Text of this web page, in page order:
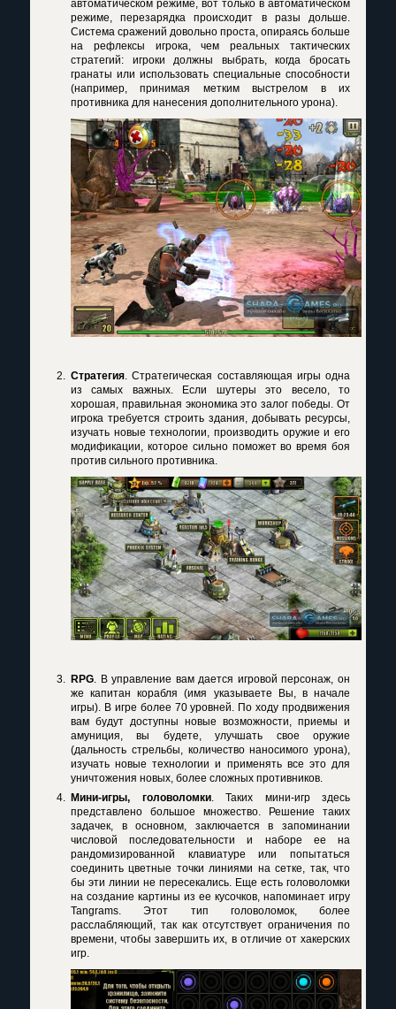
автоматическом режиме, вот только в автоматическом
режиме, перезарядка происходит в разы дольше.
Система сражений довольно проста, опираясь больше
на рефлексы игрока, чем реальных тактических
стратегий: игроки должны выбрать, когда бросать
гранаты или использовать специальные способности
(например, принимая метким выстрелом в их
противника для нанесения дополнительного урона).
Стратегия . Стратегическая составляющая игры одна
из самых важных. Если шутеры это весело, то
хорошая, правильная экономика это залог победы. От
игрока требуется строить здания, добывать ресурсы,
изучать новые технологии, производить оружие и его
модификации, которое сильно поможет во время боя
против сильного противника.
RPG. В управление вам дается игровой персонаж, он
же капитан корабля (имя указываете Вы, в начале
игры). В игре более 70 уровней. По ходу продвижения
вам будут доступны новые возможности, приемы и
амуниция, вы будете, улучшать свое оружие
(дальность стрельбы, количество наносимого урона),
изучать новые технологии и применять все это для
уничтожения новых, более сложных противников.
Мини-игры, головоломки. Таких мини-игр здесь
представлено большое множество. Решение таких
задачек, в основном, заключается в запоминании
числовой последовательности и наборе ее на
рандомизированной клавиатуре или попытаться
соединить цветные точки линиями на сетке, так, что
бы эти линии не пересекались. Еще есть головоломки
на создание картины из ее кусочков, напоминает игру
Tangrams. Этот тип головоломок, более
расслабляющий, так как отсутствует ограничения по
времени, чтобы завершить их, в отличие от хакерских
игр.